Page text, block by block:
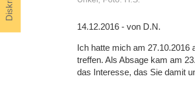
14.12.2016 - von D.N.
Ich hatte mich am 27.10.2016
treffen. Als Absage kam am
das Interesse, das Sie damit